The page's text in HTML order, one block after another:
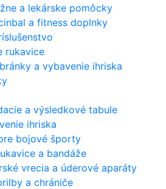
a lekárske pomôcky
a fitness doplnky
rukavice
a vybavenie ihriska
a výsledkové tabule
ihriska
bojové športy
a bandáže
vrecia a úderové aparáty
a chrániče